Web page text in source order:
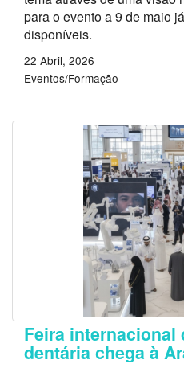
para o evento a 9 de maio
disponíveis.
22 Abril, 2026
Eventos/Formação
Feira internacional
dentária chega à